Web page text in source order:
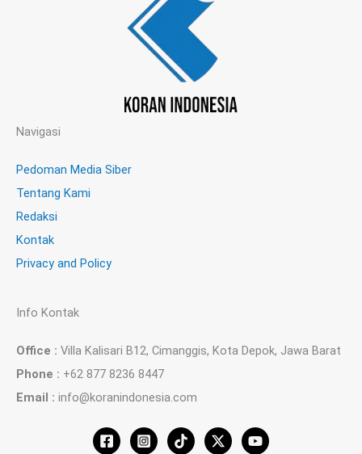
Navigasi
Pedoman Media Siber
Tentang Kami
Redaksi
Kontak
Privacy and Policy
Info Kontak
Office : Villa Kalisari B12, Cimanggis, Kota Depok, Jawa Barat
Phone : +62 877 8236 8447
Email : info@koranindonesia.com